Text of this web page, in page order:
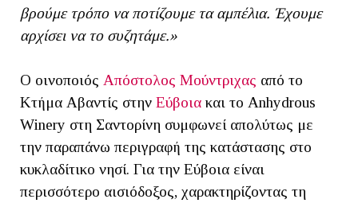
βρούμε τρόπο να ποτίζουμε τα αμπέλια. Έχουμε
αρχίσει να το συζητάμε.»
Ο οινοποιός Απόστολος Μούντριχας από το
Κτήμα Αβαντίς στην Εύβοια και το Anhydrous
Winery στη Σαντορίνη συμφωνεί απολύτως με
την παραπάνω περιγραφή της κατάστασης στο
κυκλαδίτικο νησί. Για την Εύβοια είναι
περισσότερο αισιόδοξος, χαρακτηρίζοντας τη